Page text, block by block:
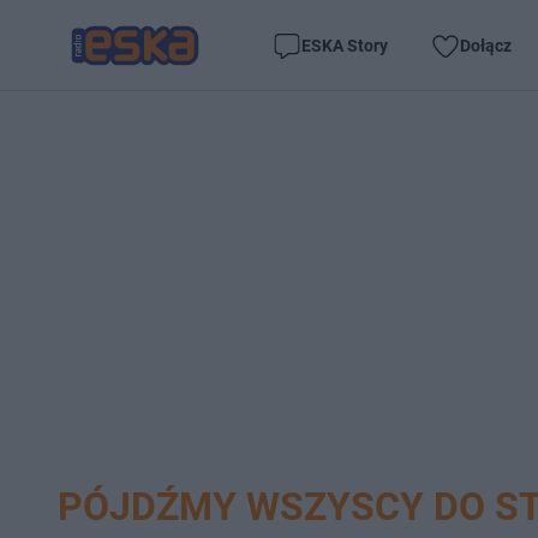
ESKA Story Dołącz
PÓJDŹMY WSZYSCY DO